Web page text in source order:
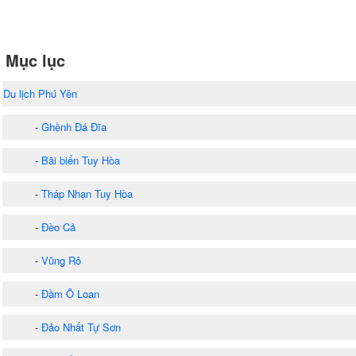
Mục lục
Du lịch Phú Yên
- Ghềnh Đá Đĩa
- Bãi biển Tuy Hòa
- Tháp Nhạn Tuy Hòa
- Đèo Cả
- Vũng Rô
- Đầm Ô Loan
- Đảo Nhất Tự Sơn